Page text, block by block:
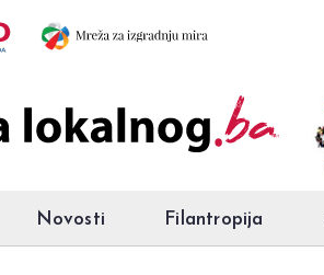
Novosti Filantropija